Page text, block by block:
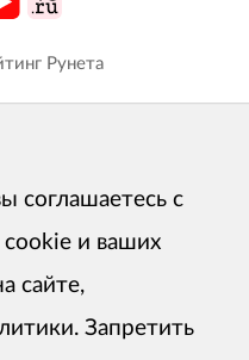
Рунета
соглашаетесь с
и ваших
сайте,
Запретить